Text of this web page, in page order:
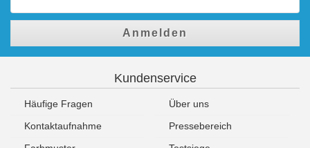
Anmelden
Kundenservice
Häufige Fragen
Über uns
Kontaktaufnahme
Pressebereich